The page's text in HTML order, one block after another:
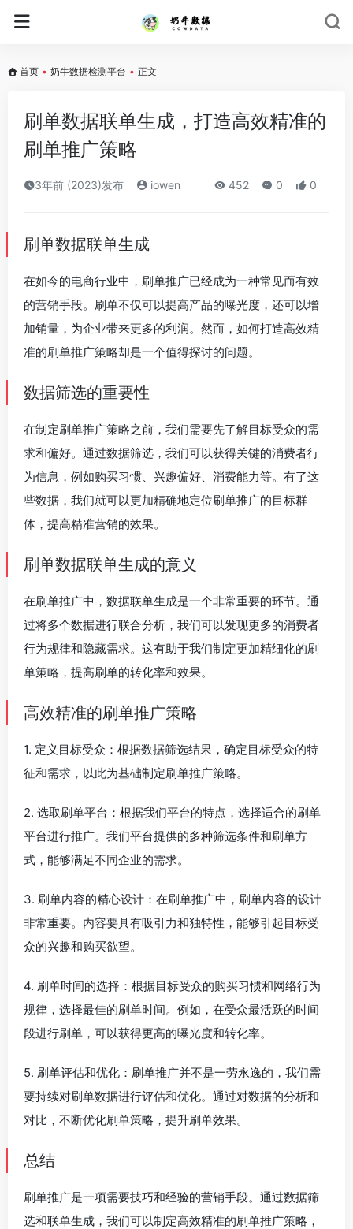
首页 • 奶牛数据检测平台 • 正文
刷单数据联单生成，打造高效精准的
刷单推广策略
3年前 (2023)发布 iowen 452 0 0
刷单数据联单生成
在如今的电商行业中，刷单推广已经成为一种常见而有效
的营销手段。刷单不仅可以提高产品的曝光度，还可以增
加销量，为企业带来更多的利润。然而，如何打造高效精
准的刷单推广策略却是一个值得探讨的问题。
数据筛选的重要性
在制定刷单推广策略之前，我们需要先了解目标受众的需
求和偏好。通过数据筛选，我们可以获得关键的消费者行
为信息，例如购买习惯、兴趣偏好、消费能力等。有了这
些数据，我们就可以更加精确地定位刷单推广的目标群
体，提高精准营销的效果。
刷单数据联单生成的意义
在刷单推广中，数据联单生成是一个非常重要的环节。通
过将多个数据进行联合分析，我们可以发现更多的消费者
行为规律和隐藏需求。这有助于我们制定更加精细化的刷
单策略，提高刷单的转化率和效果。
高效精准的刷单推广策略
1. 定义目标受众：根据数据筛选结果，确定目标受众的特
征和需求，以此为基础制定刷单推广策略。
2. 选取刷单平台：根据我们平台的特点，选择适合的刷单
平台进行推广。我们平台提供的多种筛选条件和刷单方
式，能够满足不同企业的需求。
3. 刷单内容的精心设计：在刷单推广中，刷单内容的设计
非常重要。内容要具有吸引力和独特性，能够引起目标受
众的兴趣和购买欲望。
4. 刷单时间的选择：根据目标受众的购买习惯和网络行为
规律，选择最佳的刷单时间。例如，在受众最活跃的时间
段进行刷单，可以获得更高的曝光度和转化率。
5. 刷单评估和优化：刷单推广并不是一劳永逸的，我们需
要持续对刷单数据进行评估和优化。通过对数据的分析和
对比，不断优化刷单策略，提升刷单效果。
总结
刷单推广是一项需要技巧和经验的营销手段。通过数据筛
选和联单生成，我们可以制定高效精准的刷单推广策略，